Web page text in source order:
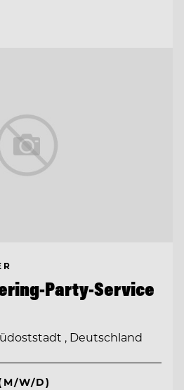
Party-Service
, Deutschland
W/D)